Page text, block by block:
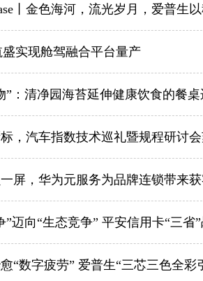
丨金色海河，流光岁月，爱普生
实现舱驾融合平台量产
”：清净园海苔延伸健康饮食的餐桌
，汽车指数技术巡礼暨规程研讨
屏，华为元服务为品牌连锁带来
”迈向“生态竞争” 平安信用卡“三省
“数字疲劳” 爱普生“三芯三色全彩